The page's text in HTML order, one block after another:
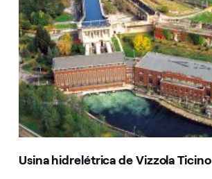
Usina hidrelétrica de Vizzola Ticino